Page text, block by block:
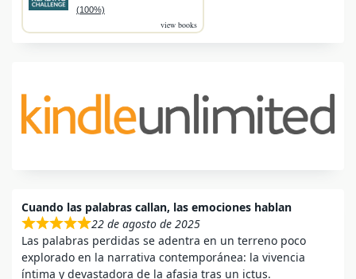
(100%)
view books
Cuando las palabras callan, las emociones hablan
22 de agosto de 2025
Las palabras perdidas se adentra en un terreno poco
explorado en la narrativa contemporánea: la vivencia
íntima y devastadora de la afasia tras un ictus.